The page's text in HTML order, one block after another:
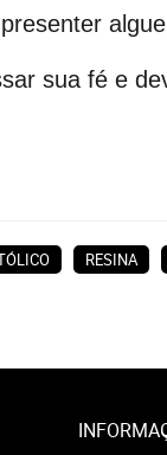
sua fé e
RESINA